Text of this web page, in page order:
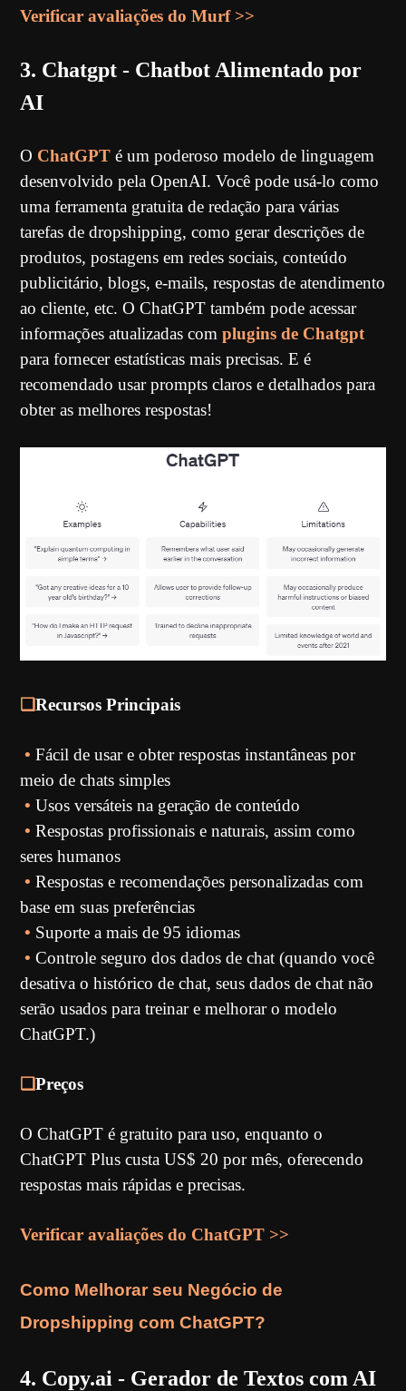
Verificar avaliações do Murf >>
3. Chatgpt - Chatbot Alimentado por
AI
O ChatGPT é um poderoso modelo de linguagem
desenvolvido pela OpenAI. Você pode usá-lo como
uma ferramenta gratuita de redação para várias
tarefas de dropshipping, como gerar descrições de
produtos, postagens em redes sociais, conteúdo
publicitário, blogs, e-mails, respostas de atendimento
ao cliente, etc. O ChatGPT também pode acessar
informações atualizadas complugins de Chatgpt
para fornecer estatísticas mais precisas. E é
recomendado usar prompts claros e detalhados para
obter as melhores respostas!
❏Recursos Principais
•Fácil de usar e obter respostas instantâneas por
meio de chats simples
•Usos versáteis na geração de conteúdo
•Respostas profissionais e naturais, assim como
seres humanos
•Respostas e recomendações personalizadas com
base em suas preferências
• Suporte a mais de 95 idiomas
•Controle seguro dos dados de chat (quando você
desativa o histórico de chat, seus dados de chat não
serão usados para treinar e melhorar o modelo
ChatGPT.)
❏Preços
O ChatGPT é gratuito para uso, enquanto o
ChatGPT Plus custa US$ 20 por mês, oferecendo
respostas mais rápidas e precisas.
Verificar avaliações do ChatGPT >>
Como Melhorar seu Negócio de
Dropshipping com ChatGPT?
4. Copy.ai - Gerador de Textos com AI